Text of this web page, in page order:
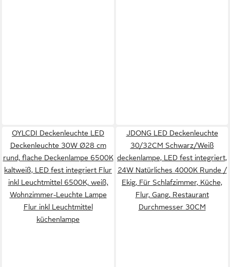
OYLCDI Deckenleuchte LED
Deckenleuchte 30W Ø28 cm
rund, flache Deckenlampe 6500K
kaltweiß, LED fest integriert Flur
inkl Leuchtmittel 6500K, weiß,
Wohnzimmer-Leuchte Lampe
Flur inkl Leuchtmittel
küchenlampe
JDONG LED Deckenleuchte
30/32CM Schwarz/Weiß
deckenlampe, LED fest integriert,
24W Natürliches 4000K Runde /
Ekig, Für Schlafzimmer, Küche,
Flur, Gang, Restaurant
Durchmesser 30CM